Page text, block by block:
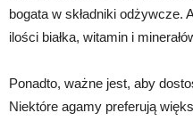
bogata w składniki odżywcze.
ilości białka, witamin i
Ponadto, ważne jest, aby
Niektóre agamy preferują